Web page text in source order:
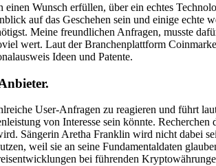
Wunsch erfüllen, über ein echtes
auf das Geschehen sein und einige echte
Meine freundlichen Anfragen, musste
wert. Laut der Branchenplattform
Ideen und Patente.
User-Anfragen zu reagieren und führt
von Interesse sein könnte.
Sängerin Aretha Franklin wird nicht dabei
weil sie an seine Fundamentaldaten
bei führenden